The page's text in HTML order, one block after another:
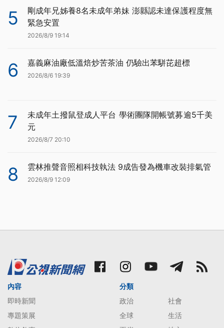
5
剛成年兄姊養8名未成年弟妹 澎縣認未達保護程度無
緊急安置
2026/8/9 19:14
6 嘉義麻油廠低溫焙炒苦茶油 仍驗出苯駢芘超標
2026/8/6 19:39
7
未成年土撥鼠登成人平台 學術團隊開帳號募逾5千美
元
2026/8/7 20:10
8 雲林推聲音照相科技執法 9成告發為機車改裝排氣管
2026/8/9 12:09
內容
即時新聞
專題策展
分類
政治
社會
全球
生活